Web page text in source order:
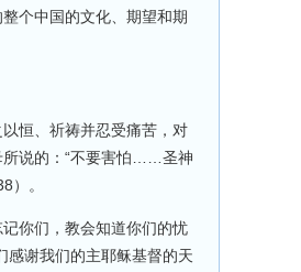
个中国的文化、期望和期
恒、祈祷并忍受痛苦，对
所说的：“不要害怕……圣神
）。
你们，教会知道你们的忧
感谢我们的主耶稣基督的天